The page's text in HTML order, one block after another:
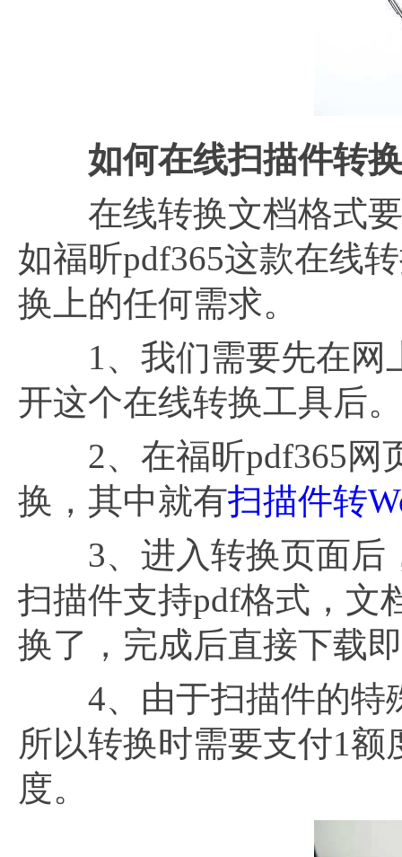
如何在线扫描件转
在线转换文档格式要
如福昕pdf365这款在线
换上的任何需求。
1、我们需要先在网
开这个在线转换工具后。
2、在福昕pdf365网
换，其中就有扫描件转
3、进入转换页面后
扫描件支持pdf格式，文
换了，完成后直接下载
4、由于扫描件的特
所以转换时需要支付1
度。